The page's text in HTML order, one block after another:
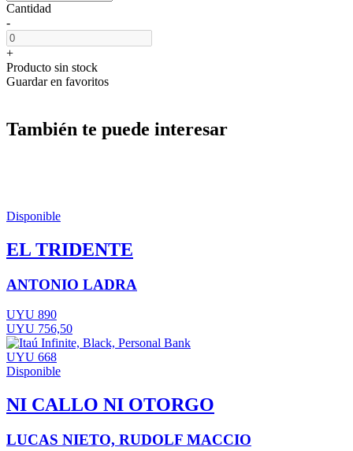
Cantidad
-
+
Producto sin stock
Guardar en favoritos
También te puede interesar
Disponible
EL TRIDENTE
ANTONIO LADRA
UYU 890
UYU 756,50
UYU 668
Disponible
NI CALLO NI OTORGO
LUCAS NIETO, RUDOLF MACCIO